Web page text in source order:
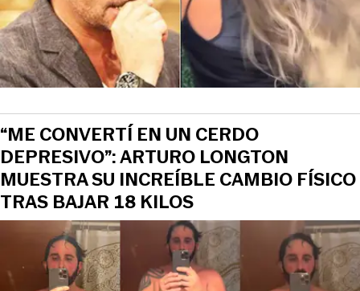
“ME CONVERTÍ EN UN CERDO
DEPRESIVO”: ARTURO LONGTON
MUESTRA SU INCREÍBLE CAMBIO FÍSICO
TRAS BAJAR 18 KILOS